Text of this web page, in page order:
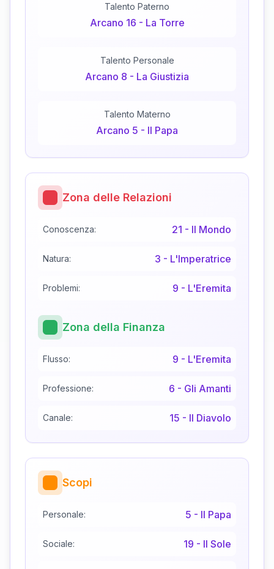
Talento Paterno
Arcano 16 - La Torre
Talento Personale
Arcano 8 - La Giustizia
Talento Materno
Arcano 5 - Il Papa
Zona delle Relazioni
Conoscenza: 21 - Il Mondo
Natura: 3 - L'Imperatrice
Problemi: 9 - L'Eremita
Zona della Finanza
Flusso: 9 - L'Eremita
Professione: 6 - Gli Amanti
Canale: 15 - Il Diavolo
Scopi
Personale: 5 - Il Papa
Sociale: 19 - Il Sole